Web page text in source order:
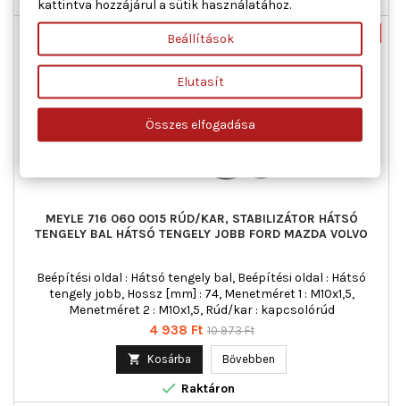
Akciós!
MEYLE 716 060 0015 RÚD/KAR, STABILIZÁTOR HÁTSÓ
TENGELY BAL HÁTSÓ TENGELY JOBB FORD MAZDA VOLVO
Beépítési oldal : Hátsó tengely bal, Beépítési oldal : Hátsó
tengely jobb, Hossz [mm] : 74, Menetméret 1 : M10x1,5,
Menetméret 2 : M10x1,5, Rúd/kar : kapcsolórúd
Ár
4 938 Ft Normál
10 973 Ft
 Kosárba Bővebben
 Raktáron
kattintva hozzájárul a sütik használatához.
Beállítások
Elutasít
Összes elfogadása